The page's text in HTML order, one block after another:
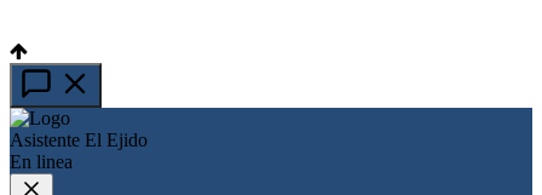
Asistente El Ejido
En linea